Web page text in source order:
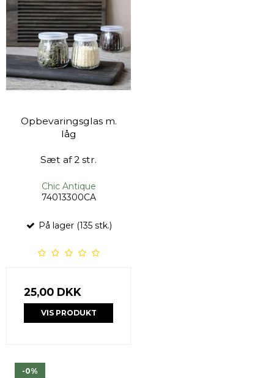
Opbevaringsglas m.
låg
Sæt af 2 str.
Chic Antique
74013300CA
På lager (135 stk.)
25,00 DKK
VIS PRODUKT
-0%